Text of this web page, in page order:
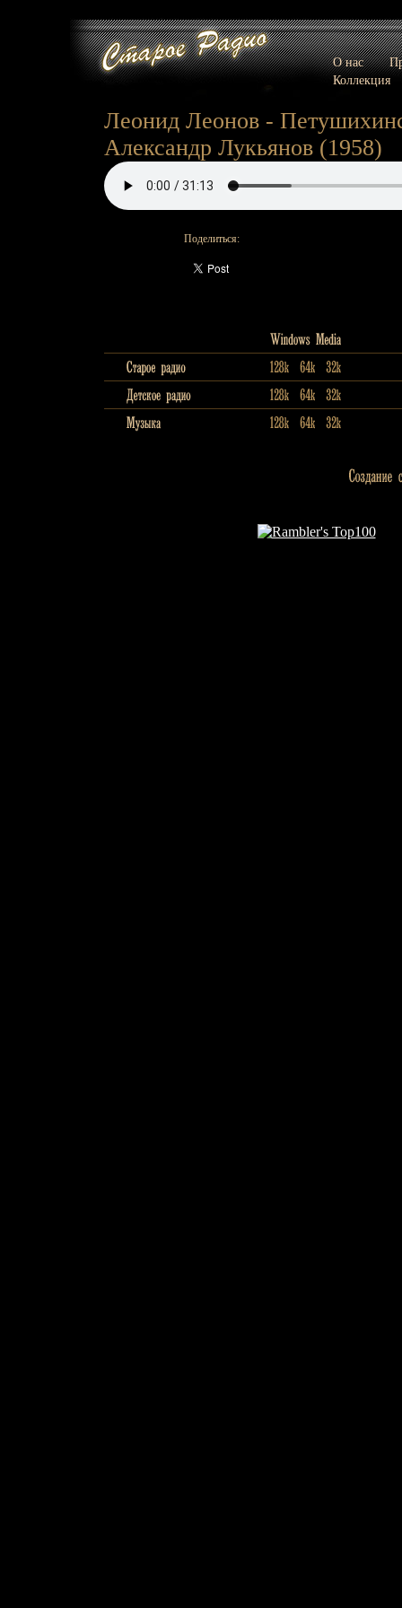
О нас
Коллекция
Леонид Леонов -
Александр Лукьянов (1958)
Поделиться: